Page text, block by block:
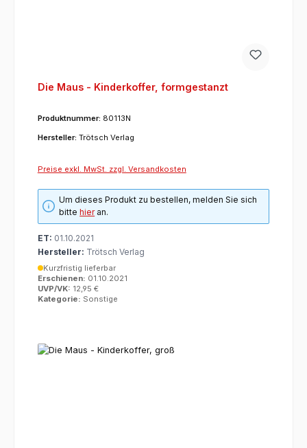
Die Maus - Kinderkoffer, formgestanzt
Produktnummer: 80113N
Hersteller: Trötsch Verlag
Preise exkl. MwSt. zzgl. Versandkosten
Um dieses Produkt zu bestellen, melden Sie sich
bittehieran.
ET: 01.10.2021
Hersteller: Trötsch Verlag
Kurzfristig lieferbar
Erschienen: 01.10.2021
UVP/VK: 12,95 €
Kategorie: Sonstige